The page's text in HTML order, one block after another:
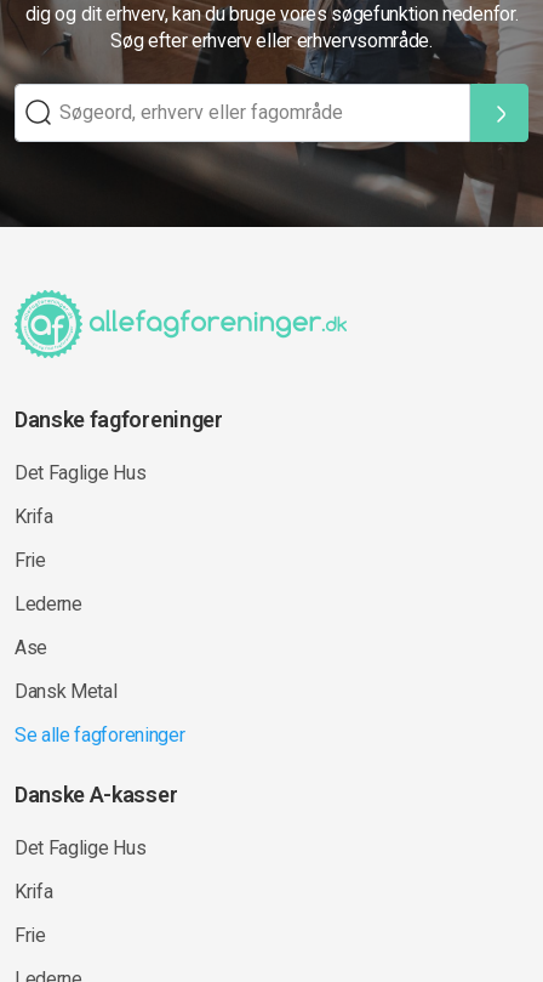
dig og dit erhverv, kan du bruge vores søgefunktion nedenfor.
Søg efter erhverv eller erhvervsområde.
Danske fagforeninger
Det Faglige Hus
Krifa
Frie
Lederne
Ase
Dansk Metal
Se alle fagforeninger
Danske A-kasser
Det Faglige Hus
Krifa
Frie